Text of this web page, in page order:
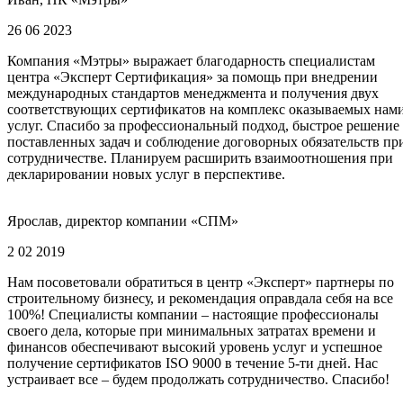
26 06 2023
Компания «Мэтры» выражает благодарность специалистам
центра «Эксперт Сертификация» за помощь при внедрении
международных стандартов менеджмента и получения двух
соответствующих сертификатов на комплекс оказываемых
услуг. Спасибо за профессиональный подход, быстрое решение
поставленных задач и соблюдение договорных обязательств
сотрудничестве. Планируем расширить взаимоотношения при
декларировании новых услуг в перспективе.
Ярослав, директор компании «СПМ»
2 02 2019
Нам посоветовали обратиться в центр «Эксперт» партнеры по
строительному бизнесу, и рекомендация оправдала себя на все
100%! Специалисты компании – настоящие профессионалы
своего дела, которые при минимальных затратах времени и
финансов обеспечивают высокий уровень услуг и успешное
получение сертификатов ISO 9000 в течение 5-ти дней. Нас
устраивает все – будем продолжать сотрудничество. Спасибо!